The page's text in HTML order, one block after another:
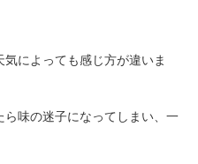
によっても感じ方が違いま
味の迷子になってしまい、一